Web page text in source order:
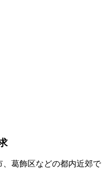
葛飾区などの都内近郊で